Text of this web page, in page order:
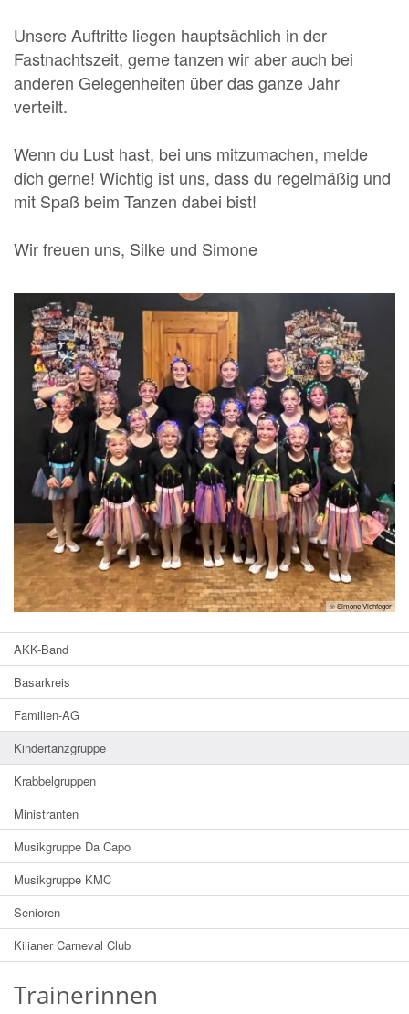
Unsere Auftritte liegen hauptsächlich in der
Fastnachtszeit, gerne tanzen wir aber auch bei
anderen Gelegenheiten über das ganze Jahr
verteilt.
Wenn du Lust hast, bei uns mitzumachen, melde
dich gerne! Wichtig ist uns, dass du regelmäßig und
mit Spaß beim Tanzen dabei bist!
Wir freuen uns, Silke und Simone
© Simone Viehfeger
AKK-Band
Basarkreis
Familien-AG
Kindertanzgruppe
Krabbelgruppen
Ministranten
Musikgruppe Da Capo
Musikgruppe KMC
Senioren
Kilianer Carneval Club
Trainerinnen